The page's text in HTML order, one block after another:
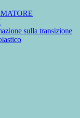
sulla transizione